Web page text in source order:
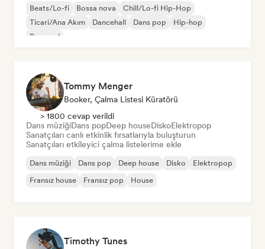
Beats/Lo-fi Bossa nova
Chill/Lo-fi Hip-Hop
Ticari/Ana Akım
Dancehall Dans pop
Hip-hop
Pop soul
Tommy Menger
Booker, Çalma Listesi Küratörü
> 1800 cevap verildi
Dans müziğiDans popDeep houseDiskoElektropop
Sanatçıları canlı etkinlik fırsatlarıyla buluşturun
Sanatçıları etkileyici çalma listelerime ekle
Dans müziği Dans pop Deep house Disko
Elektropop
Fransız house
Fransız pop House
Timothy Tunes